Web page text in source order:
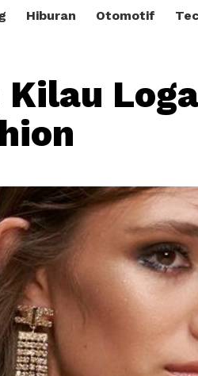
Hiburan Otomotif
Kilau